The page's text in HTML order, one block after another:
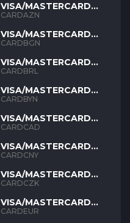
VISA/MASTERCARD
AZN
CARDAZN
VISA/MASTERCARD
BGN
CARDBGN
VISA/MASTERCARD
BRL
CARDBRL
VISA/MASTERCARD
BYN
CARDBYN
VISA/MASTERCARD
CAD
CARDCAD
VISA/MASTERCARD
CNY
CARDCNY
VISA/MASTERCARD
CZK
CARDCZK
VISA/MASTERCARD
EUR
CARDEUR